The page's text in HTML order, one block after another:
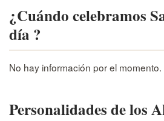
¿Cuándo celebramos
día ?
No hay información por el momento.
Personalidades de los